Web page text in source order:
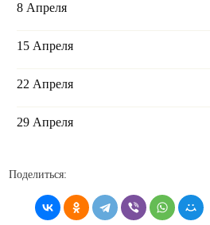
8 Апреля
15 Апреля
22 Апреля
29 Апреля
Поделиться: